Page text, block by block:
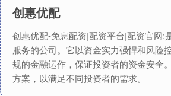
创惠优配
创惠优配-免息配资|配资平台|配资官网:
服务的公司。它以资金实力强悍和风险
规的金融运作，保证投资者的资金安全
方案，以满足不同投资者的需求。